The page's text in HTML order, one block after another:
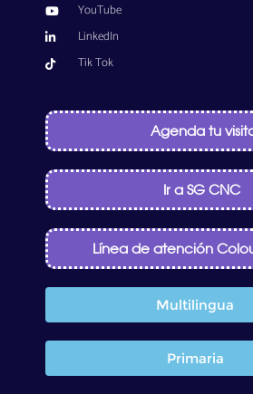
YouTube
LinkedIn
Tik Tok
Agenda tu
Ir a SG CNC
Línea de atención
Multilingua
Primaria